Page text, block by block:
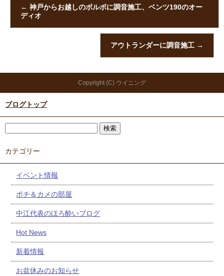
← 神戸からお越しのボルボに調音施工、ベンツ190のオー
ディオ
アウトランダーに調音施工 →
Copyright (C) ウイニング
ブログトップ
カテゴリー
イベント情報
ポチ＆カメの部屋
中江代表のほろ酔いブログ
Hot News
新着情報
お盆休みのお知らせ